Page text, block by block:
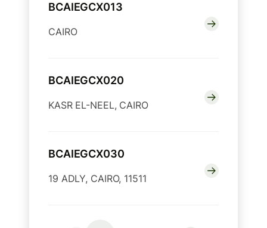
BCAIEGCX013
CAIRO
BCAIEGCX020
KASR EL-NEEL, CAIRO
BCAIEGCX030
19 ADLY, CAIRO, 11511